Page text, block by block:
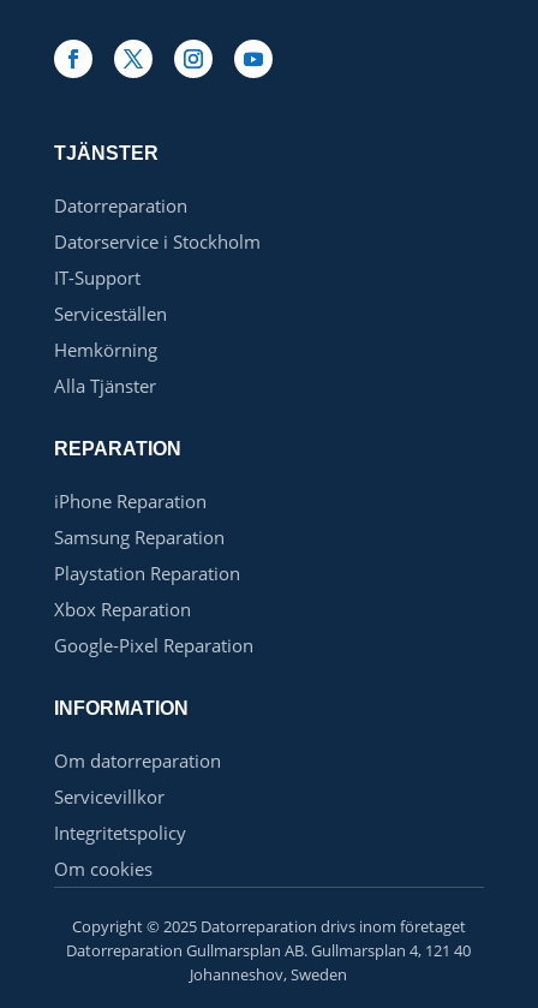
TJÄNSTER
Datorreparation
Datorservice i Stockholm
IT-Support
Serviceställen
Hemkörning
Alla Tjänster
REPARATION
iPhone Reparation
Samsung Reparation
Playstation Reparation
Xbox Reparation
Google-Pixel Reparation
INFORMATION
Om datorreparation
Servicevillkor
Integritetspolicy
Om cookies
Copyright © 2025 Datorreparation drivs inom företaget
Datorreparation Gullmarsplan AB. Gullmarsplan 4, 121 40
Johanneshov, Sweden